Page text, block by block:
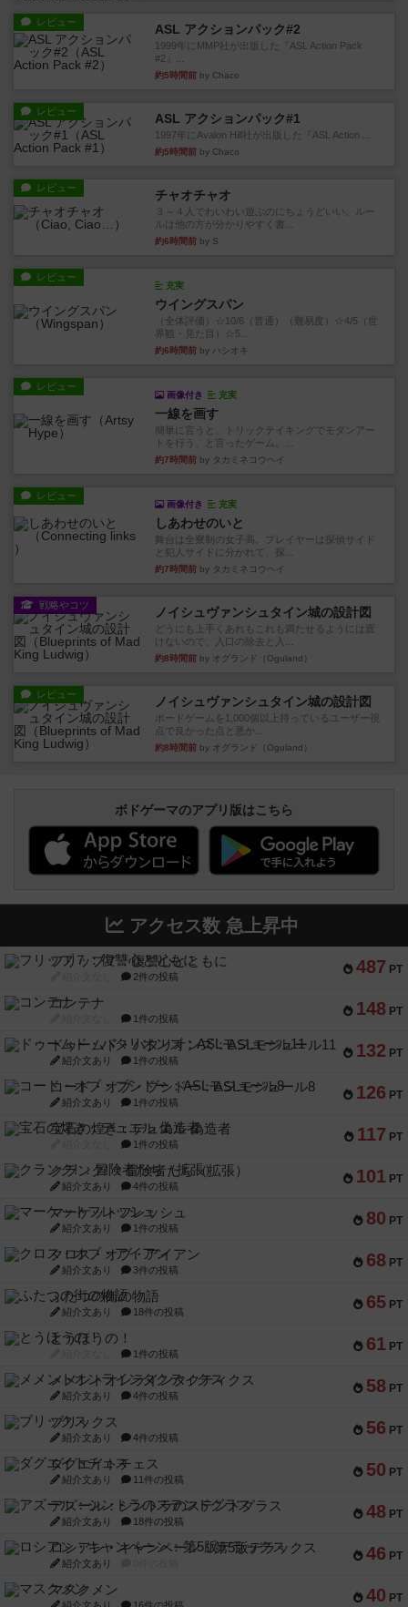
レビュー ASL アクションパック#2
1999年にMMP社が出版した『ASL Action Pack
#2』...
約5時間前 by Chaco
レビュー ASL アクションパック#1
1997年にAvalon Hill社が出版した『ASL Action ...
約5時間前 by Chaco
レビュー チャオチャオ
３～４人でわいわい遊ぶのにちょうどいい。ルー
ルは他の方が分かりやすく書...
約6時間前 by S
レビュー
充実
ウイングスパン
（全体評価）☆10/6（普通）（難易度）☆4/5（世
界観・見た目）☆5...
約6時間前 by ハシオキ
レビュー
画像付き 充実
一線を画す
簡単に言うと、トリックテイキングでモダンアー
トを行う、と言ったゲーム。...
約7時間前 by タカミネコウヘイ
レビュー
画像付き 充実
しあわせのいと
舞台は全寮制の女子高。プレイヤーは探偵サイド
と犯人サイドに分かれて、探...
約7時間前 by タカミネコウヘイ
戦略やコツ ノイシュヴァンシュタイン城の設計図
どうにも上手くあれもこれも満たせるようには置
けないので、入口の除去と入...
約8時間前 by オグランド（Oguland）
レビュー ノイシュヴァンシュタイン城の設計図
ボードゲームを1,000個以上持っているユーザー視
点で良かった点と悪か...
約8時間前 by オグランド（Oguland）
ボドゲーマのアプリ版はこちら
アクセス数 急上昇中
487 PT
フリップ７：復讐心とともに
2件の投稿
148 PT
コンテナ
1件の投稿
132 PT
ドゥームド・バタリオンズ：ASLモジュール11
紹介文あり 1件の投稿
126 PT
コード・オブ・ブシドー：ASLモジュール8
紹介文あり 1件の投稿
117 PT
宝石の煌き：デュエル 偽造者
1件の投稿
101 PT
クランク! ：冒険者たち（拡張）
紹介文あり 4件の投稿
80 PT
マーケットフレッシュ
紹介文あり 1件の投稿
68 PT
クロス・オブ・アイアン
紹介文あり 3件の投稿
65 PT
ふたつの街の物語
紹介文あり 18件の投稿
61 PT
とうほうの！
1件の投稿
58 PT
メメントオンラインタクティクス
紹介文あり 4件の投稿
56 PT
ブリックス
紹介文あり 4件の投稿
50 PT
ダグエイトチェス
紹介文あり 11件の投稿
48 PT
アズール：シントラのステンドグラス
紹介文あり 18件の投稿
46 PT
ロシアン・キャンペーン：第5版デラックス
紹介文あり
40 PT
マスクメン